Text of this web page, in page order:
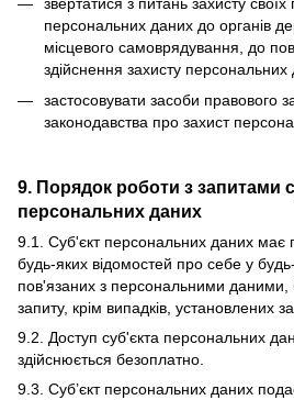
персональних даних до органів
місцевого самоврядування, до
здійснення захисту персональних
застосовувати засоби правового
законодавства про захист
9. Порядок роботи з запитами
персональних даних
9.1. Суб'єкт персональних даних має
будь-яких відомостей про себе у будь-
пов'язаних з персональними даними,
запиту, крім випадків, установлених
9.2. Доступ суб'єкта персональних
здійснюється безоплатно.
9.3. Суб’єкт персональних даних